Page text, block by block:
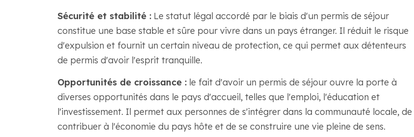
Sécurité et stabilité :Le statut légal accordé par le biais d'un permis de séjour
constitue une base stable et sûre pour vivre dans un pays étranger. Il réduit le risque
d'expulsion et fournit un certain niveau de protection, ce qui permet aux détenteurs
de permis d'avoir l'esprit tranquille.
Opportunités de croissance :le fait d'avoir un permis de séjour ouvre la porte à
diverses opportunités dans le pays d'accueil, telles que l'emploi, l'éducation et
l'investissement. Il permet aux personnes de s'intégrer dans la communauté locale, de
contribuer à l'économie du pays hôte et de se construire une vie pleine de sens.